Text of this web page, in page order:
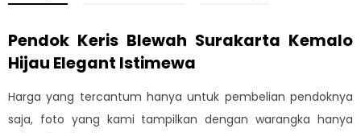
Pendok Keris Blewah Surakarta Kemalo
Hijau Elegant Istimewa
Harga yang tercantum hanya untuk pembelian pendoknya
saja, foto yang kami tampilkan dengan warangka hanya